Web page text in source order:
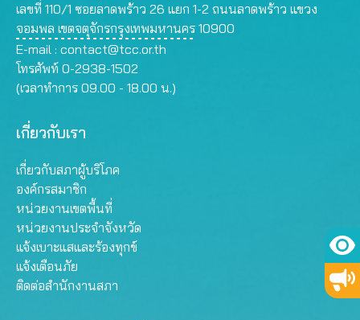
เลขที่ 110/1 ซอยลาดพร้าว 26 แยก 1-2 ถนนลาดพร้าว แขวง
จอมพล เขตจตุจักรกรุงเทพมหานคร 10900
E-mail : contact@tcc.or.th
โทรศัพท์ 0-2938-1502
(เวลาทำการ 09.00 - 18.00 น.)
เกี่ยวกับเรา
เกี่ยวกับสภาผู้บริโภค
องค์กรสมาชิก
หน่วยงานเขตพื้นที่
หน่วยงานประจำจังหวัด
แจ้งเบาะแสและร้องทุกข์
แจ้งเตือนภัย
ติดต่อสำนักงานสภา